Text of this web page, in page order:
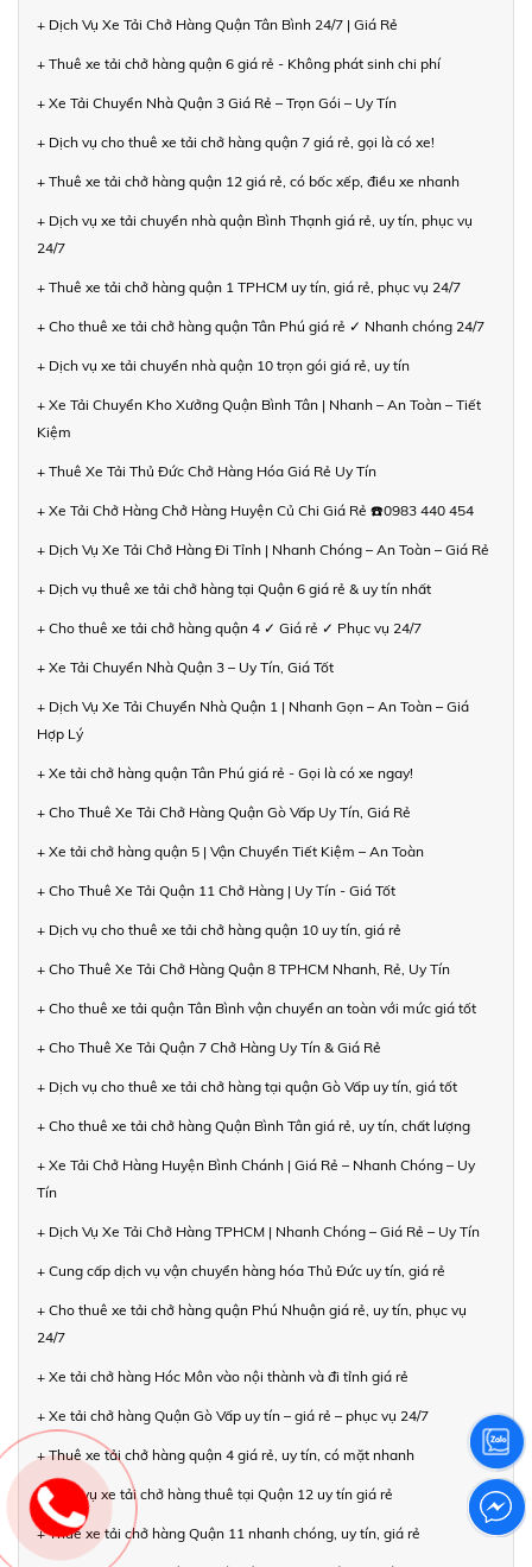
+ Dịch Vụ Xe Tải Chở Hàng Quận Tân Bình 24/7 | Giá Rẻ
+ Thuê xe tải chở hàng quận 6 giá rẻ - Không phát sinh chi phí
+ Xe Tải Chuyển Nhà Quận 3 Giá Rẻ – Trọn Gói – Uy Tín
+ Dịch vụ cho thuê xe tải chở hàng quận 7 giá rẻ, gọi là có xe!
+ Thuê xe tải chở hàng quận 12 giá rẻ, có bốc xếp, điều xe nhanh
+ Dịch vụ xe tải chuyển nhà quận Bình Thạnh giá rẻ, uy tín, phục vụ
24/7
+ Thuê xe tải chở hàng quận 1 TPHCM uy tín, giá rẻ, phục vụ 24/7
+ Cho thuê xe tải chở hàng quận Tân Phú giá rẻ ✓ Nhanh chóng 24/7
+ Dịch vụ xe tải chuyển nhà quận 10 trọn gói giá rẻ, uy tín
+ Xe Tải Chuyển Kho Xưởng Quận Bình Tân | Nhanh – An Toàn – Tiết
Kiệm
+ Thuê Xe Tải Thủ Đức Chở Hàng Hóa Giá Rẻ Uy Tín
+ Xe Tải Chở Hàng Chở Hàng Huyện Củ Chi Giá Rẻ ☎️0983 440 454
+ Dịch Vụ Xe Tải Chở Hàng Đi Tỉnh | Nhanh Chóng – An Toàn – Giá Rẻ
+ Dịch vụ thuê xe tải chở hàng tại Quận 6 giá rẻ & uy tín nhất
+ Cho thuê xe tải chở hàng quận 4 ✓ Giá rẻ ✓ Phục vụ 24/7
+ Xe Tải Chuyển Nhà Quận 3 – Uy Tín, Giá Tốt
+ Dịch Vụ Xe Tải Chuyển Nhà Quận 1 | Nhanh Gọn – An Toàn – Giá
Hợp Lý
+ Xe tải chở hàng quận Tân Phú giá rẻ - Gọi là có xe ngay!
+ Cho Thuê Xe Tải Chở Hàng Quận Gò Vấp Uy Tín, Giá Rẻ
+ Xe tải chở hàng quận 5 | Vận Chuyển Tiết Kiệm – An Toàn
+ Cho Thuê Xe Tải Quận 11 Chở Hàng | Uy Tín - Giá Tốt
+ Dịch vụ cho thuê xe tải chở hàng quận 10 uy tín, giá rẻ
+ Cho Thuê Xe Tải Chở Hàng Quận 8 TPHCM Nhanh, Rẻ, Uy Tín
+ Cho thuê xe tải quận Tân Bình vận chuyển an toàn với mức giá tốt
+ Cho Thuê Xe Tải Quận 7 Chở Hàng Uy Tín & Giá Rẻ
+ Dịch vụ cho thuê xe tải chở hàng tại quận Gò Vấp uy tín, giá tốt
+ Cho thuê xe tải chở hàng Quận Bình Tân giá rẻ, uy tín, chất lượng
+ Xe Tải Chở Hàng Huyện Bình Chánh | Giá Rẻ – Nhanh Chóng – Uy
Tín
+ Dịch Vụ Xe Tải Chở Hàng TPHCM | Nhanh Chóng – Giá Rẻ – Uy Tín
+ Cung cấp dịch vụ vận chuyển hàng hóa Thủ Đức uy tín, giá rẻ
+ Cho thuê xe tải chở hàng quận Phú Nhuận giá rẻ, uy tín, phục vụ
24/7
+ Xe tải chở hàng Hóc Môn vào nội thành và đi tỉnh giá rẻ
+ Xe tải chở hàng Quận Gò Vấp uy tín – giá rẻ – phục vụ 24/7
+ Thuê xe tải chở hàng quận 4 giá rẻ, uy tín, có mặt nhanh
+ Dịch vụ xe tải chở hàng thuê tại Quận 12 uy tín giá rẻ
+ Thuê xe tải chở hàng Quận 11 nhanh chóng, uy tín, giá rẻ